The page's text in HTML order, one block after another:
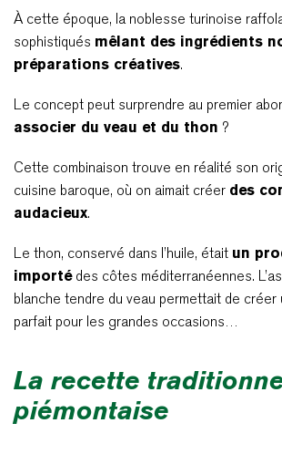
À cette époque, la noblesse turinoise
sophistiqués mêlant des ingrédients
préparations créatives.
Le concept peut surprendre au premier
associer du veau et du thon ?
Cette combinaison trouve en réalité son
cuisine baroque, où on aimait créer des
audacieux.
Le thon, conservé dans l’huile, était un
importédes côtes méditerranéennes.
blanche tendre du veau permettait de créer
parfait pour les grandes occasions…
La recette
piémontaise